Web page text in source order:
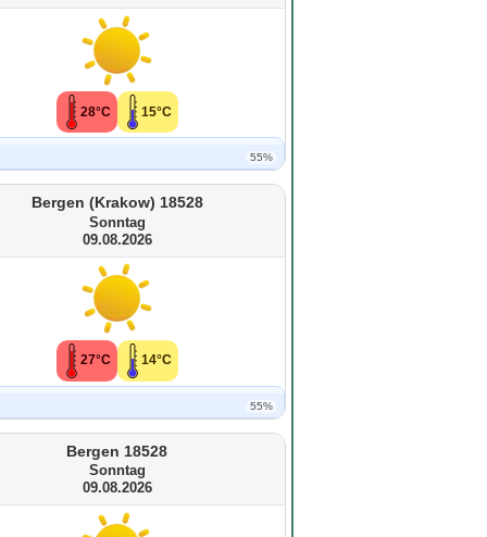
28°C 15°C
55%
Bergen (Krakow) 18528
Sonntag
09.08.2026
27°C 14°C
55%
Bergen 18528
Sonntag
09.08.2026